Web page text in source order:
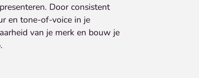
Door consistent
en tone-of-voice in je
van je merk en bouw je